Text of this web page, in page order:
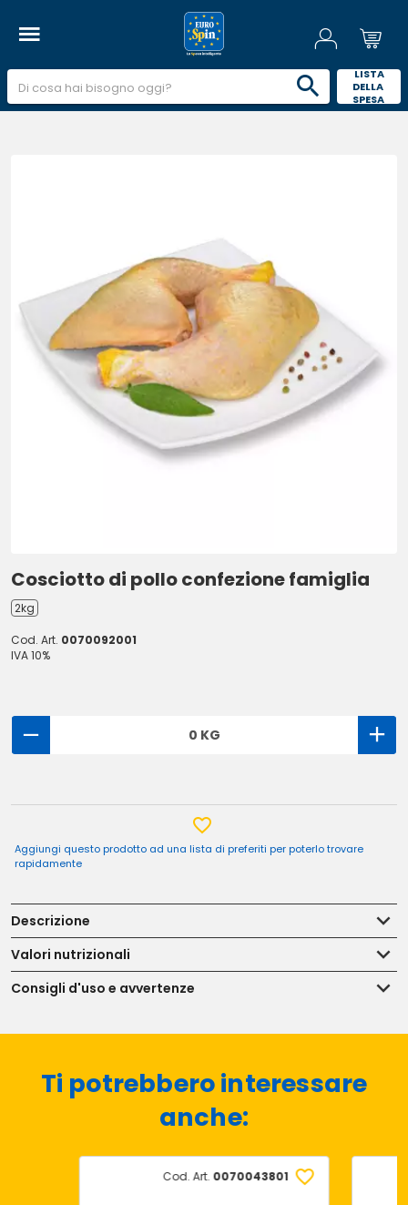
LISTA
DELLA
SPESA
Cosciotto di pollo confezione famiglia
2kg
Cod. Art. 0070092001
IVA 10%
0 KG
Aggiungi questo prodotto ad una lista di preferiti per poterlo trovare
rapidamente
Descrizione
Valori nutrizionali
Consigli d'uso e avvertenze
Ti potrebbero interessare
anche:
Cod. Art. 0070043801